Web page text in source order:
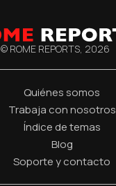
© ROME REPORTS, 2026
Quiénes somos
Trabaja con nosotros
Índice de temas
Blog
Soporte y contacto